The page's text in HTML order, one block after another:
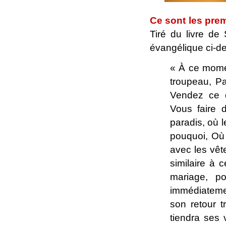
Ce sont les
Tiré du livre de
évangélique ci-
« À ce
troupeau,
Vendez ce
Vous faire
paradis, où
pouquoi,
avec les
similaire à
mariage,
son retour
tiendra ses